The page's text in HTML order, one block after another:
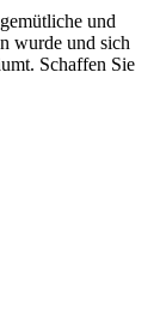
und
wurde und sich
Schaffen Sie